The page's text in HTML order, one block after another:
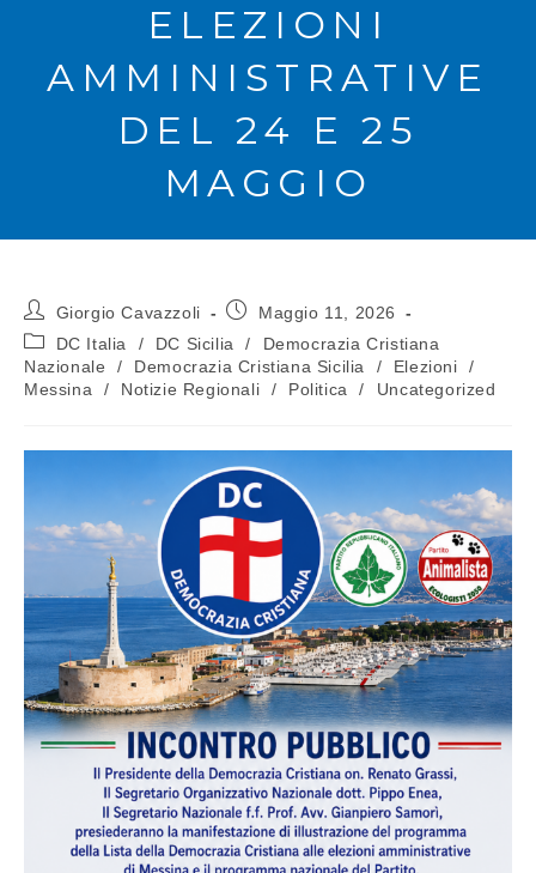
ELEZIONI
AMMINISTRATIVE
DEL 24 E 25
MAGGIO
Giorgio Cavazzoli
Maggio 11, 2026
DC Italia
/ DC Sicilia /
Democrazia Cristiana
Nazionale
/ Democrazia Cristiana Sicilia / Elezioni
/
Messina
/ Notizie Regionali / Politica / Uncategorized